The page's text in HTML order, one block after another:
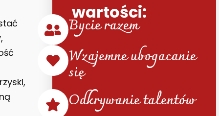
wartości:
Bycie razem
Wzajemne ubogacanie
się
Odkrywanie talentów